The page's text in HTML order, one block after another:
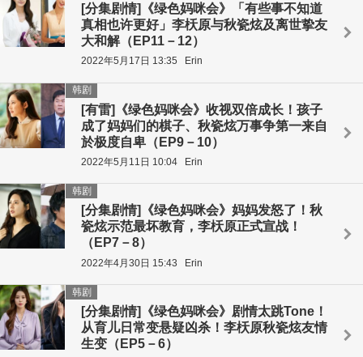
[分集剧情]《绿色妈咪会》「有些事不知道
真相也许更好」李枖原与秋瓷炫及离世挚友
大和解（EP11－12）
2022年5月17日 13:35 Erin
[有雷]《绿色妈咪会》收视双倍成长！孩子
成了妈妈们的棋子、秋瓷炫万事争第一来自
於极度自卑（EP9－10）
韩剧
2022年5月11日 10:04 Erin
[分集剧情]《绿色妈咪会》妈妈发怒了！秋
瓷炫示范最坏教育，李枖原正式宣战！
（EP7－8）
韩剧
2022年4月30日 15:43 Erin
[分集剧情]《绿色妈咪会》剧情太跳Tone！
从育儿日常变悬疑凶杀！李枖原秋瓷炫友情
生变（EP5－6）
韩剧